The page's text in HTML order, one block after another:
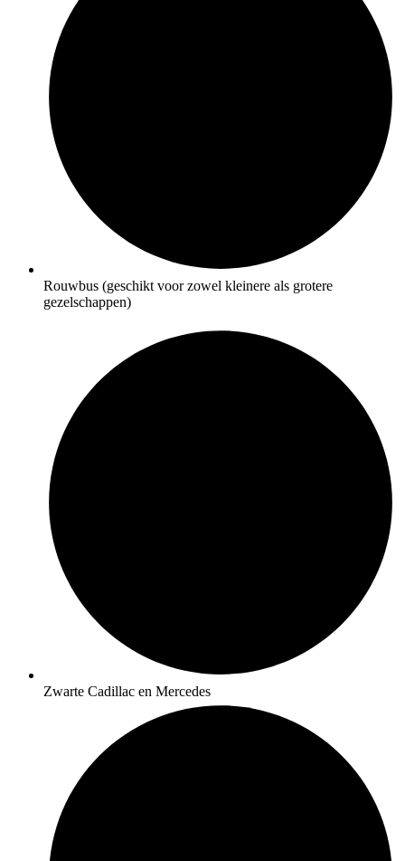
Rouwbus (geschikt voor zowel kleinere als grotere
gezelschappen)
Zwarte Cadillac en Mercedes​